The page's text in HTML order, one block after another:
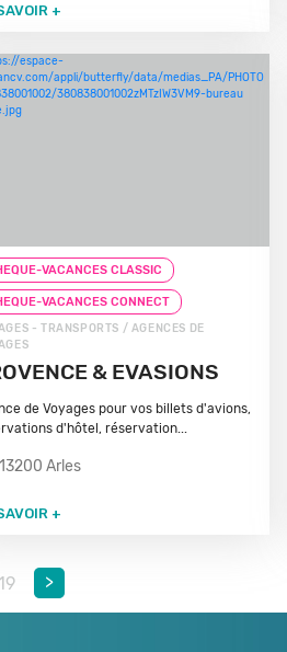
+
VACANCES CLASSIC
VACANCES CONNECT
- TRANSPORTS / AGENCES DE
& EVASIONS
de Voyages pour vos billets d'avions,
d'hôtel, réservation...
13200 Arles
+
>